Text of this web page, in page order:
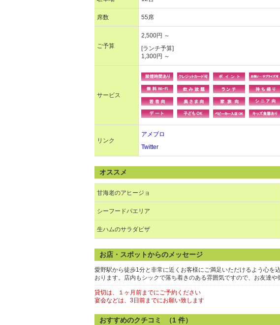
席数 55席
ご予算
2,500円 ～
[ランチ予算]
1,300円 ～
サービス
リンク
アメブロ
Twitter
オススメ
甘海老のアヒージョ
シーフードパエリア
生ハムのサラダピザ
お店・スポットからのメッセージ
愛野駅から徒歩1分と非常に近くお客様にご満足いただけるよう心
おります。店内もシックで落ち着きのある雰囲気ですので、お友達
貸切は、１ヶ月前までにご予約ください
宴会などは、3日前までにお願い致します
おすすめのクチコミ （1 件）